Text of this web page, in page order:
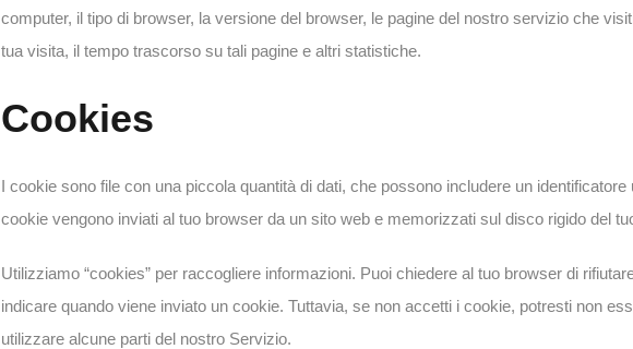
computer, il tipo di browser, la versione del browser, le pagine del nostro servizio che
tua visita, il tempo trascorso su tali pagine e altri statistiche.
Cookies
I cookie sono file con una piccola quantità di dati, che possono includere un identificatore
cookie vengono inviati al tuo browser da un sito web e memorizzati sul disco rigido del
Utilizziamo “cookies” per raccogliere informazioni. Puoi chiedere al tuo browser di
indicare quando viene inviato un cookie. Tuttavia, se non accetti i cookie, potresti non
utilizzare alcune parti del nostro Servizio.